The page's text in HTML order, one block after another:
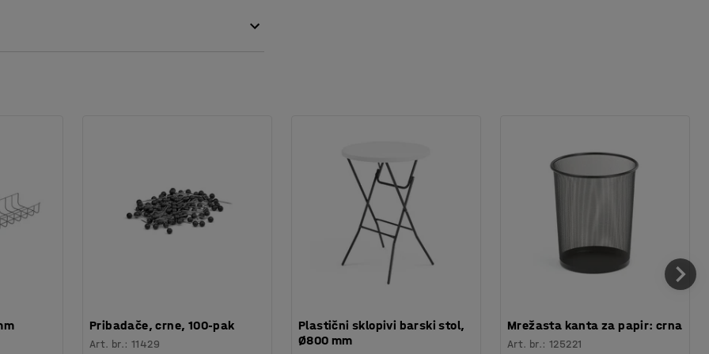
Pribadače, crne, 100-pak
Art. br.:11429
Plastični sklopivi barski stol,
Ø800 mm
Mrežasta kanta za papir: crna
Art. br.:125221